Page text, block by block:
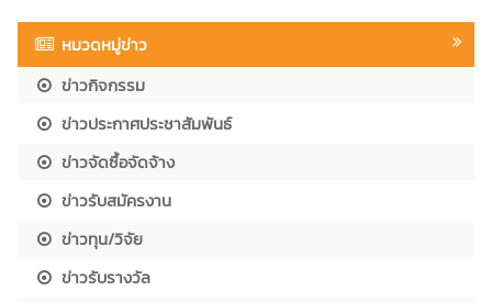
หมวดหมู่ข่าว
ข่าวกิจกรรม
ข่าวประกาศประชาสัมพันธ์
ข่าวจัดซื้อจัดจ้าง
ข่าวรับสมัครงาน
ข่าวทุน/วิจัย
ข่าวรับรางวัล